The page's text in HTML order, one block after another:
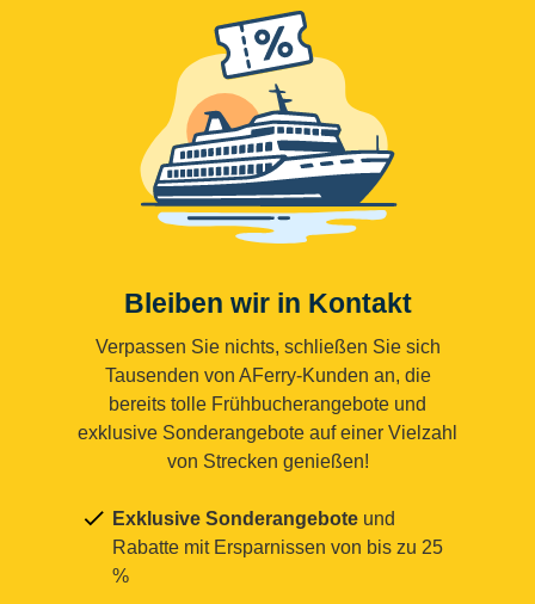
Bleiben wir in Kontakt
Verpassen Sie nichts, schließen Sie sich
Tausenden von AFerry-Kunden an, die
bereits tolle Frühbucherangebote und
exklusive Sonderangebote auf einer Vielzahl
von Strecken genießen!
Exklusive Sonderangebote und
Rabatte mit Ersparnissen von bis zu 25
%